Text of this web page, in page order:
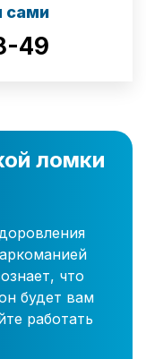
сами
49
ломки
что
будет вам
работать